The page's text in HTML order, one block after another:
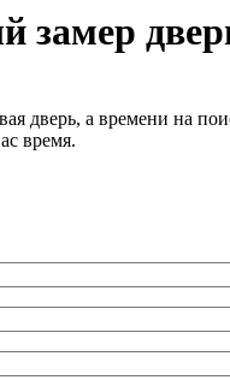
замер
дверь, а времени на
время.